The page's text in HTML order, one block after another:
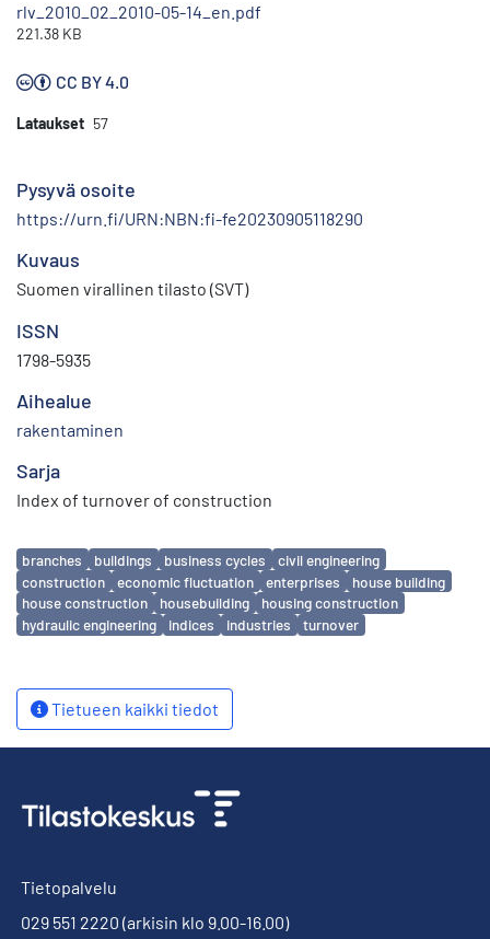
rlv_2010_02_2010-05-14_en.pdf
221.38 KB
CC BY 4.0
Lataukset 57
Pysyvä osoite
https://urn.fi/URN:NBN:fi-fe20230905118290
Kuvaus
Suomen virallinen tilasto (SVT)
ISSN
1798-5935
Aihealue
rakentaminen
Sarja
Index of turnover of construction
Avainsanat
branches buildings business cycles
civil engineering
construction
economic fluctuation enterprises
house building
house construction
housebuilding
housing construction
hydraulic engineering
indices industries turnover
Tietueen kaikki tiedot
Tietopalvelu
029 551 2220 (arkisin klo 9.00-16.00)